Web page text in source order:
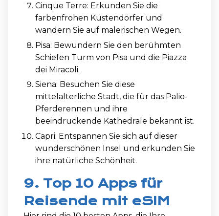
Cinque Terre: Erkunden Sie die
farbenfrohen Küstendörfer und
wandern Sie auf malerischen Wegen.
Pisa: Bewundern Sie den berühmten
Schiefen Turm von Pisa und die Piazza
dei Miracoli.
Siena: Besuchen Sie diese
mittelalterliche Stadt, die für das Palio-
Pferderennen und ihre
beeindruckende Kathedrale bekannt ist.
Capri: Entspannen Sie sich auf dieser
wunderschönen Insel und erkunden Sie
ihre natürliche Schönheit.
9. Top 10 Apps für
Reisende mit eSIM